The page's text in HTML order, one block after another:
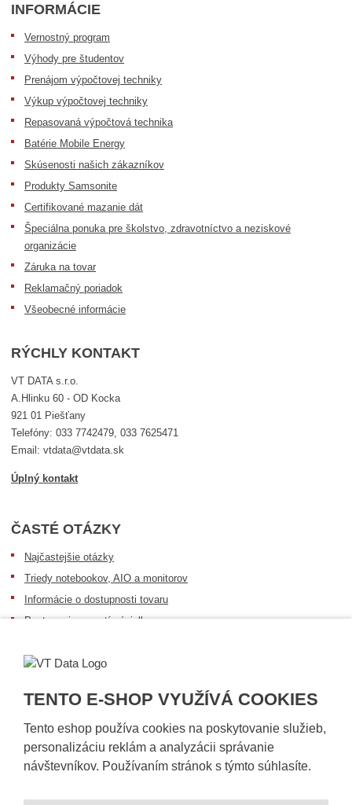
TENTO E-SHOP VYUŽÍVÁ COOKIES
Tento eshop používa cookies na poskytovanie služieb,
personalizáciu reklám a analyzácii správanie
návštevníkov. Používaním stránok s týmto súhlasíte.
INFORMÁCIE
Vernostný program
Výhody pre študentov
Prenájom výpočtovej techniky
Výkup výpočtovej techniky
Repasovaná výpočtová technika
Batérie Mobile Energy
Skúsenosti našich zákazníkov
Produkty Samsonite
Certifikované mazanie dát
Špeciálna ponuka pre školstvo, zdravotníctvo a neziskové
organizácie
Záruka na tovar
Reklamačný poriadok
Všeobecné informácie
RÝCHLY KONTAKT
VT DATA s.r.o.
A.Hlinku 60 - OD Kocka
921 01 Piešťany
Telefóny: 033 7742479, 033 7625471
Email: vtdata@vtdata.sk
Úplný kontakt
ČASTÉ OTÁZKY
Najčastejšie otázky
Triedy notebookov, AIO a monitorov
Informácie o dostupnosti tovaru
Postup pri prevzatí zásielky
Sledovanie zásielok